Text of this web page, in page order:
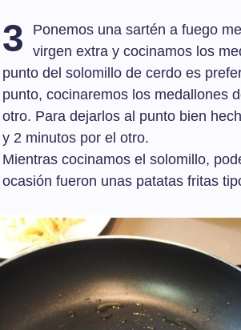
3
Ponemos una sartén a fuego
virgen extra y cocinamos los
punto del solomillo de cerdo es
punto, cocinaremos los medallones
otro. Para dejarlos al punto bien
y 2 minutos por el otro.
Mientras cocinamos el solomillo,
ocasión fueron unas patatas fritas